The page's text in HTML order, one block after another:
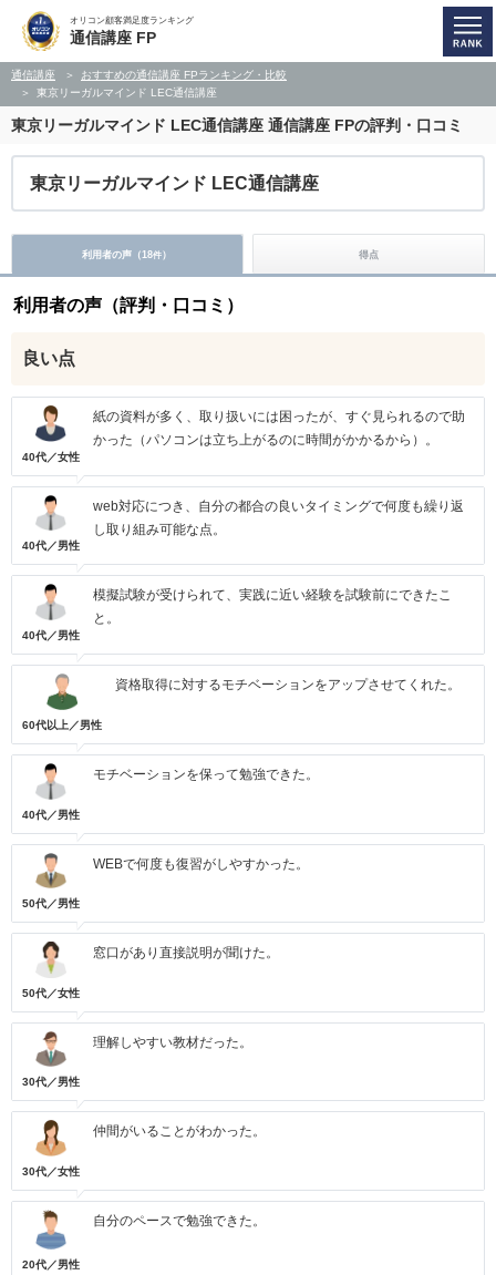
オリコン顧客満足度ランキング
通信講座 FP
通信講座
おすすめの通信講座 FPランキング・比較
東京リーガルマインド LEC通信講座
東京リーガルマインド LEC通信講座 通信講座 FPの評判・口コミ
東京リーガルマインド LEC通信講座
利用者の声（18件） 得点
利用者の声（評判・口コミ）
良い点
40代／女性
紙の資料が多く、取り扱いには困ったが、すぐ見られるので助
かった（パソコンは立ち上がるのに時間がかかるから）。
40代／男性
web対応につき、自分の都合の良いタイミングで何度も繰り返
し取り組み可能な点。
40代／男性
模擬試験が受けられて、実践に近い経験を試験前にできたこ
と。
60代以上／男性
資格取得に対するモチベーションをアップさせてくれた。
40代／男性
モチベーションを保って勉強できた。
50代／男性
WEBで何度も復習がしやすかった。
50代／女性
窓口があり直接説明が聞けた。
30代／男性
理解しやすい教材だった。
30代／女性
仲間がいることがわかった。
20代／男性
自分のペースで勉強できた。